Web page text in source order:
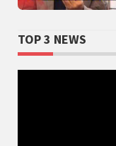
TOP 3 NEWS